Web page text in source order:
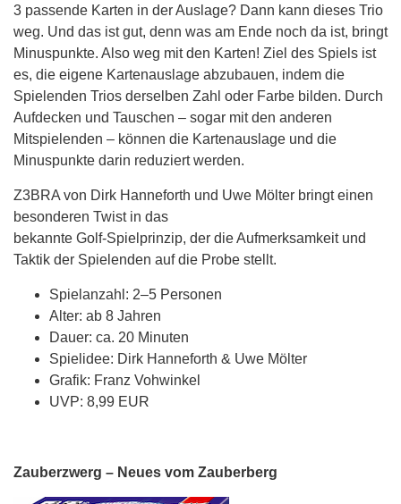
3 passende Karten in der Auslage? Dann kann dieses Trio
weg. Und das ist gut, denn was am Ende noch da ist, bringt
Minuspunkte. Also weg mit den Karten! Ziel des Spiels ist
es, die eigene Kartenauslage abzubauen, indem die
Spielenden Trios derselben Zahl oder Farbe bilden. Durch
Aufdecken und Tauschen – sogar mit den anderen
Mitspielenden – können die Kartenauslage und die
Minuspunkte darin reduziert werden.
Z3BRA von Dirk Hanneforth und Uwe Mölter bringt einen
besonderen Twist in das
bekannte Golf-Spielprinzip, der die Aufmerksamkeit und
Taktik der Spielenden auf die Probe stellt.
Spielanzahl: 2–5 Personen
Alter: ab 8 Jahren
Dauer: ca. 20 Minuten
Spielidee: Dirk Hanneforth & Uwe Mölter
Grafik: Franz Vohwinkel
UVP: 8,99 EUR
Zauberzwerg – Neues vom Zauberberg